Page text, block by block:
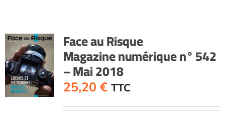
Face au Risque
Magazine numérique n° 542
– Mai 2018
25,20 € TTC